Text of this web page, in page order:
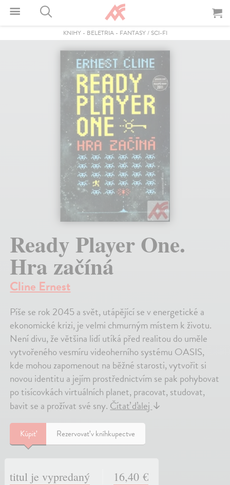
KNIHY- BELETRIA- FANTASY / SCI-FI
Ready Player One.
Hra začíná
Cline Ernest
Píše se rok 2045 a svět, utápějící se v energetické a
ekonomické krizi, je velmi chmurným místem k životu.
Není divu, že většina lidí utíká před realitou do uměle
vytvořeného vesmíru videoherního systému OASIS,
kde mohou zapomenout na běžné starosti, vytvořit si
novou identitu a jejím prostřednictvím se pak pohybovat
po tisícovkách virtuálních planet, pracovat, studovat,
bavit se a prožívat své sny. Čítať ďalej ↓
Kúpiť Rezervovať v kníhkupectve
titul je vypredaný 16,40 €